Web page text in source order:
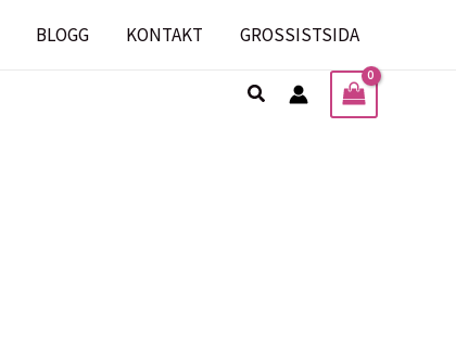
BLOGG KONTAKT GROSSISTSIDA
Sök